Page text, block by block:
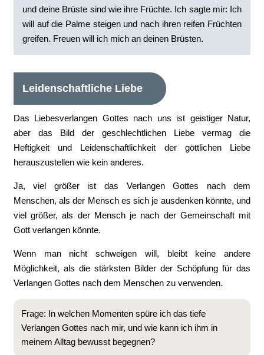
und deine Brüste sind wie ihre Früchte. Ich sagte mir: Ich
will auf die Palme steigen und nach ihren reifen Früchten
greifen. Freuen will ich mich an deinen Brüsten.
Leidenschaftliche Liebe
Das Liebesverlangen Gottes nach uns ist geistiger Natur,
aber das Bild der geschlechtlichen Liebe vermag die
Heftigkeit und Leidenschaftlichkeit der göttlichen Liebe
herauszustellen wie kein anderes.
Ja, viel größer ist das Verlangen Gottes nach dem
Menschen, als der Mensch es sich je ausdenken könnte, und
viel größer, als der Mensch je nach der Gemeinschaft mit
Gott verlangen könnte.
Wenn man nicht schweigen will, bleibt keine andere
Möglichkeit, als die stärksten Bilder der Schöpfung für das
Verlangen Gottes nach dem Menschen zu verwenden.
Frage: In welchen Momenten spüre ich das tiefe
Verlangen Gottes nach mir, und wie kann ich ihm in
meinem Alltag bewusst begegnen?